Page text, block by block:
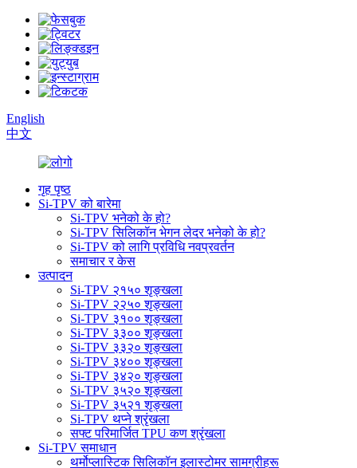
English
中文
गृह पृष्ठ
Si-TPV को बारेमा
Si-TPV भनेको के हो?
Si-TPV सिलिकॉन भेगन लेदर भनेको के हो?
Si-TPV को लागि प्रविधि नवप्रवर्तन
समाचार र केस
उत्पादन
Si-TPV २१५० शृङ्खला
Si-TPV २२५० शृङ्खला
Si-TPV ३१०० शृङ्खला
Si-TPV ३३०० शृङ्खला
Si-TPV ३३२० शृङ्खला
Si-TPV ३४०० शृङ्खला
Si-TPV ३४२० शृङ्खला
Si-TPV ३५२० शृङ्खला
Si-TPV ३५२१ शृङ्खला
Si-TPV थप्ने श्रृंखला
सफ्ट परिमार्जित TPU कण श्रृंखला
Si-TPV समाधान
थर्मोप्लास्टिक सिलिकॉन इलास्टोमर सामग्रीहरू